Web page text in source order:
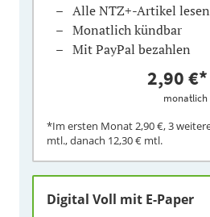
Alle NTZ+-Artikel
Monatlich kündbar
Mit PayPal bezahlen
2,90 €*
monatlich
*Im ersten Monat2,90 €, 3
mtl., danach 12,30 € mtl.
Digital Voll mit E-Paper